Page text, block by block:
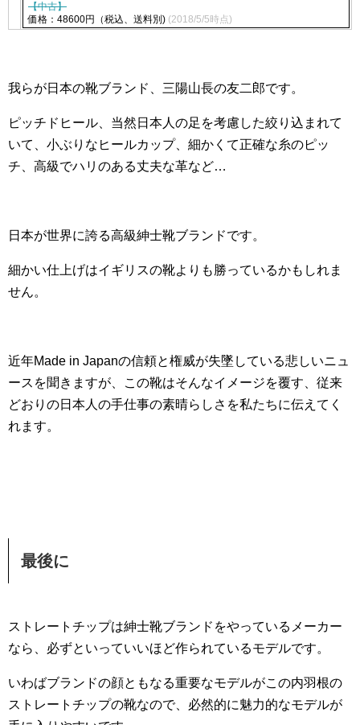
【中古】
価格：48600円（税込、送料別) (2018/5/5時点)
我らが日本の靴ブランド、三陽山長の友二郎です。
ピッチドヒール、当然日本人の足を考慮した絞り込まれて
いて、小ぶりなヒールカップ、細かくて正確な糸のピッ
チ、高級でハリのある丈夫な革など…
日本が世界に誇る高級紳士靴ブランドです。
細かい仕上げはイギリスの靴よりも勝っているかもしれま
せん。
近年Made in Japanの信頼と権威が失墜している悲しいニュ
ースを聞きますが、この靴はそんなイメージを覆す、従来
どおりの日本人の手仕事の素晴らしさを私たちに伝えてく
れます。
最後に
ストレートチップは紳士靴ブランドをやっているメーカー
なら、必ずといっていいほど作られているモデルです。
いわばブランドの顔ともなる重要なモデルがこの内羽根の
ストレートチップの靴なので、必然的に魅力的なモデルが